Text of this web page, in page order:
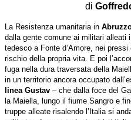
di
La Resistenza umanitaria in
dalla gente comune ai militari alleati
tedesco a Fonte d’Amore, nei pressi
rischio della propria vita. E poi
fuga nella dura traversata della
in un territorio ancora occupato
linea Gustav – che dalla foce del
la Maiella, lungo il fiume Sangro e
truppe alleate risalendo l’Italia si